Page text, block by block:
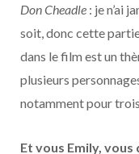
Don Cheadle : je n’ai
soit, donc cette
dans le film est un
plusieurs
notamment pour
Et vous Emily,